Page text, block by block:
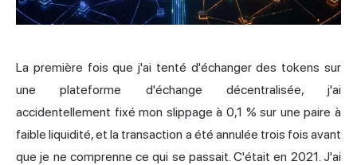
La première fois que j'ai tenté d'échanger des tokens sur
une plateforme d'échange décentralisée, j'ai
accidentellement fixé mon slippage à 0,1 % sur une paire à
faible liquidité, et la transaction a été annulée trois fois avant
que je ne comprenne ce qui se passait. C'était en 2021. J'ai